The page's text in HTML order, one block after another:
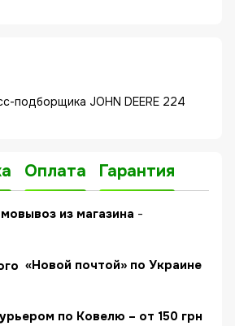
подборщика JOHN DEERE 224
Оплата Гарантия
из магазина -
«Новой почтой» по Украине
по Ковелю – от 150 грн